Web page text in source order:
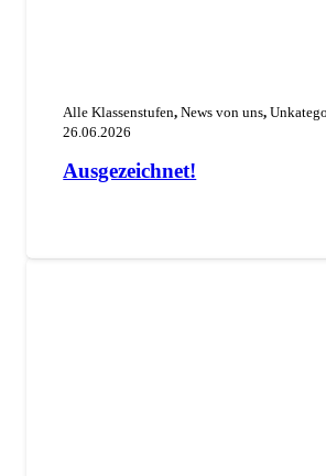
Alle Klassenstufen,News von uns,
26.06.2026
Ausgezeichnet!